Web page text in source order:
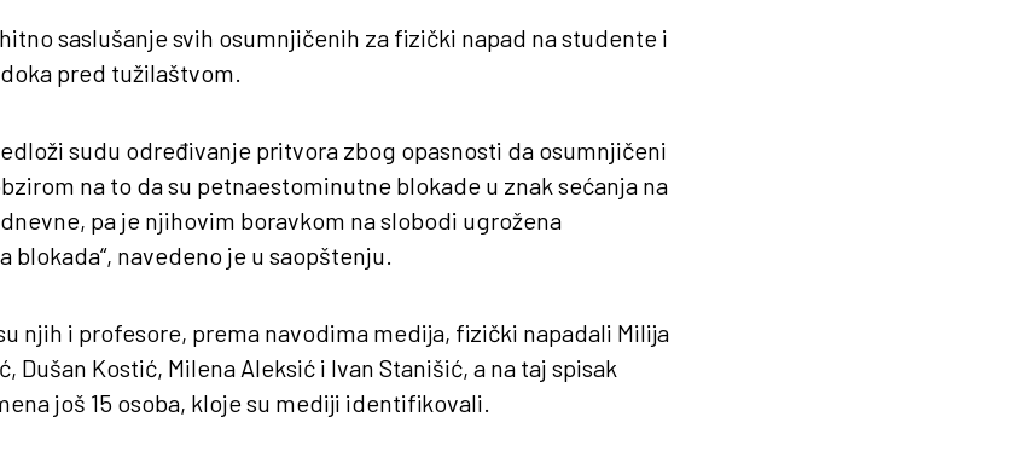
saslušanje svih osumnjičenih za fizički napad na studente i
pred tužilaštvom.
sudu određivanje pritvora zbog opasnosti da osumnjičeni
na to da su petnaestominutne blokade u znak sećanja na
pa je njihovim boravkom na slobodi ugrožena
blokada“, navedeno je u saopštenju.
njih i profesore, prema navodima medija, fizički napadali Milija
Dušan Kostić, Milena Aleksić i Ivan Stanišić, a na taj spisak
još 15 osoba, kloje su mediji identifikovali.